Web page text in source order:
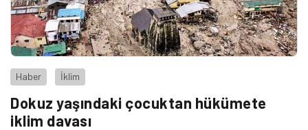
Haber İklim
Dokuz yaşındaki çocuktan hükümete
iklim davası